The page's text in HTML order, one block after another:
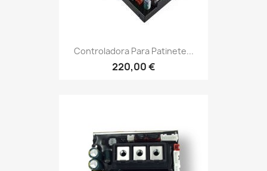
Controladora Para Patinete...
220,00 €